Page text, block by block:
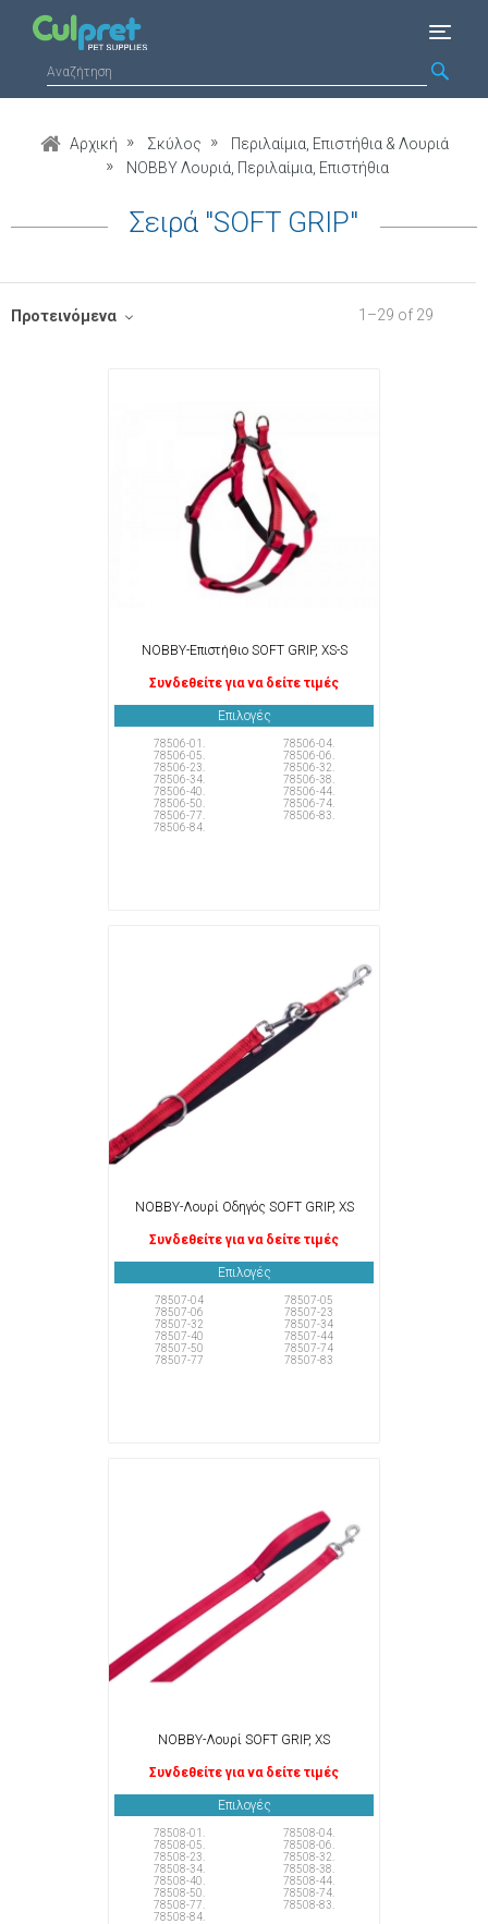
Αρχική Σκύλος
Περιλαίμια, Επιστήθια & Λουριά
NOBBY Λουριά, Περιλαίμια, Επιστήθια
Σειρά "SOFT GRIP"
1 –29 of 29
Προτεινόμενα
NOBBY-Επιστήθιο SOFT GRIP, XS-S
Συνδεθείτε για να δείτε τιμές
Επιλογές
78506-01.
78506-04.
78506-05.
78506-06.
78506-23.
78506-32.
78506-34.
78506-38.
78506-40.
78506-44.
78506-50.
78506-74.
78506-77.
78506-83.
78506-84.
NOBBY-Λουρί Οδηγός SOFT GRIP, XS
Συνδεθείτε για να δείτε τιμές
Επιλογές
78507-04
78507-05
78507-06
78507-23
78507-32
78507-34
78507-40
78507-44
78507-50
78507-74
78507-77
78507-83
NOBBY-Λουρί SOFT GRIP, XS
Συνδεθείτε για να δείτε τιμές
Επιλογές
78508-01.
78508-04.
78508-05.
78508-06.
78508-23.
78508-32.
78508-34.
78508-38.
78508-40.
78508-44.
78508-50.
78508-74.
78508-77.
78508-83.
78508-84.